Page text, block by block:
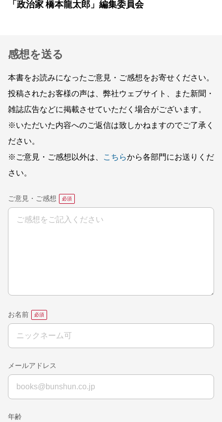
「政治家 橋本龍太郎」編集委員会
感想を送る
本書をお読みになったご意見・ご感想をお寄せください。
投稿されたお客様の声は、弊社ウェブサイト、また新聞・
雑誌広告などに掲載させていただく場合がございます。
※いただいた内容へのご返信は致しかねますのでご了承く
ださい。
※ご意見・ご感想以外は、
こちらから各部門にお送りくだ
さい。
ご意見・ご感想
お名前
メールアドレス
年齢